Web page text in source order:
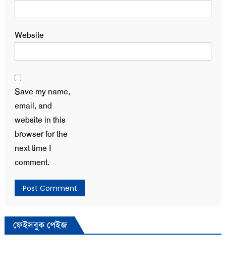
Website
Save my name,
email, and
website in this
browser for the
next time I
comment.
ফেইসবুক পেইজ